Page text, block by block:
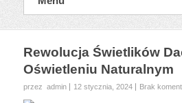
Rewolucja Świetlików
Oświetleniu Naturalnym
przez admin 12 stycznia, 2024 Brak